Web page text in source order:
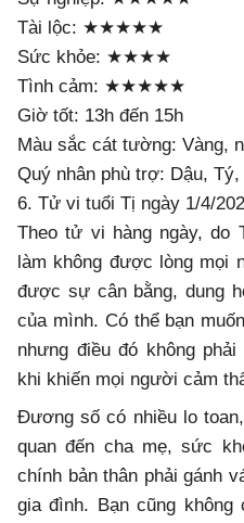
Tài lộc: ★★★★★
Sức khỏe: ★★★★
Tình cảm: ★★★★★
Giờ tốt: 13h đến 15h
Màu sắc cát tường: Vàng,
Quý nhân phù trợ: Dậu, Tý,
6. Tử vi tuổi Tị ngày 1/4/
Theo tử vi hàng ngày, do
làm không được lòng mọi
được sự cân bằng, dung
của mình. Có thể bạn
nhưng điều đó không
khi khiến mọi người cảm
Đương số có nhiều lo
quan đến cha mẹ, sức
chính bản thân phải gánh
gia đình. Bạn cũng không